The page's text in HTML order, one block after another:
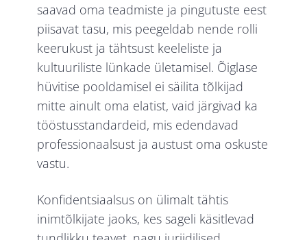
saavad oma teadmiste ja pingutuste eest
piisavat tasu, mis peegeldab nende rolli
keerukust ja tähtsust keeleliste ja
kultuuriliste lünkade ületamisel. Õiglase
hüvitise pooldamisel ei säilita tõlkijad
mitte ainult oma elatist, vaid järgivad ka
tööstusstandardeid, mis edendavad
professionaalsust ja austust oma oskuste
vastu.
Konfidentsiaalsus on ülimalt tähtis
inimtõlkijate jaoks, kes sageli käsitlevad